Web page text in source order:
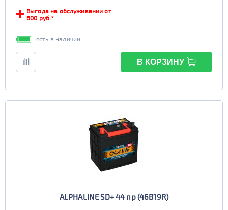
Выгода на обслуживании от
600 руб.*
есть в наличии
В КОРЗИНУ
ALPHALINE SD+ 44 пр (46B19R)